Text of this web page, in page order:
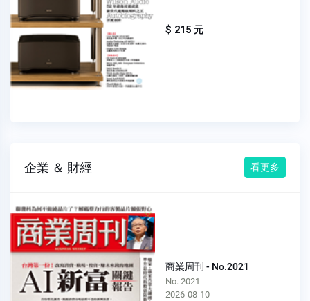
$ 215 元
企業 ＆ 財經 看更多
商業周刊 - No.2021
No. 2021
2026-08-10